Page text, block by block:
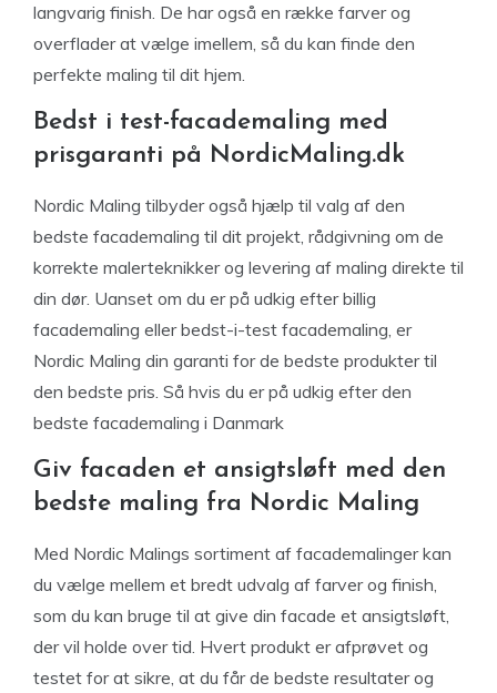
langvarig finish. De har også en række farver og
overflader at vælge imellem, så du kan finde den
perfekte maling til dit hjem.
Bedst i test-facademaling med
prisgaranti på NordicMaling.dk
Nordic Maling tilbyder også hjælp til valg af den
bedste facademaling til dit projekt, rådgivning om de
korrekte malerteknikker og levering af maling direkte til
din dør. Uanset om du er på udkig efter billig
facademaling eller bedst-i-test facademaling, er
Nordic Maling din garanti for de bedste produkter til
den bedste pris. Så hvis du er på udkig efter den
bedste facademaling i Danmark
Giv facaden et ansigtsløft med den
bedste maling fra Nordic Maling
Med Nordic Malings sortiment af facademalinger kan
du vælge mellem et bredt udvalg af farver og finish,
som du kan bruge til at give din facade et ansigtsløft,
der vil holde over tid. Hvert produkt er afprøvet og
testet for at sikre, at du får de bedste resultater og